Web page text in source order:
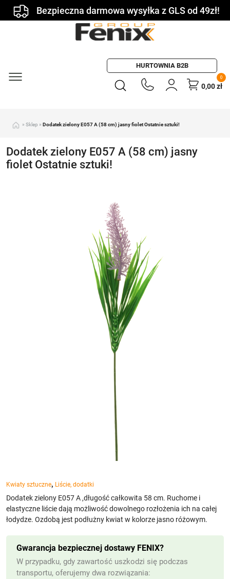
Bezpieczna darmowa wysyłka z GLS od 49zł!
HURTOWNIA B2B
0
0,00zł
» Sklep » Dodatek zielony E057 A (58 cm) jasny fiolet Ostatnie sztuki!
Dodatek zielony E057 A (58 cm) jasny
fiolet Ostatnie sztuki!
Kwiaty sztuczne, Liście, dodatki
Dodatek zielony E057 A ,długość całkowita 58 cm. Ruchome i
elastyczne liście dają możliwość dowolnego rozłożenia ich na całej
łodydze. Ozdobą jest podłużny kwiat w kolorze jasno różowym.
Gwarancja bezpiecznej dostawy FENIX?
W przypadku, gdy zawartość uszkodzi się podczas
transportu, oferujemy dwa rozwiązania: